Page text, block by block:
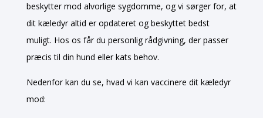
beskytter mod alvorlige sygdomme, og vi sørger for, at
dit kæledyr altid er opdateret og beskyttet bedst
muligt. Hos os får du personlig rådgivning, der passer
præcis til din hund eller kats behov.
Nedenfor kan du se, hvad vi kan vaccinere dit kæledyr
mod: